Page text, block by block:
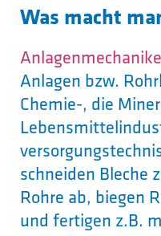
Was macht
Anlagen bzw.
Chemie-, die
schneiden Bleche
Rohre ab, biegen
und fertigen z.B.